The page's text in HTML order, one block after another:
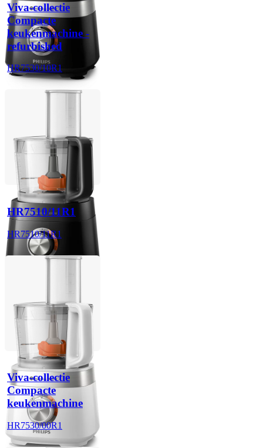
Viva-collectie
Compacte
keukenmachine -
refurbished
HR7530/10R1
HR7510/11R1
HR7510/11R1
Viva-collectie
Compacte
keukenmachine
HR7530/00R1